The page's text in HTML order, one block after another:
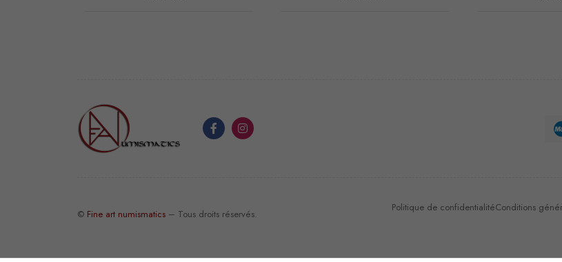
© Fine art numismatics – Tous droits réservés.
Politique de confidentialitéConditions
Statistiques
puissions